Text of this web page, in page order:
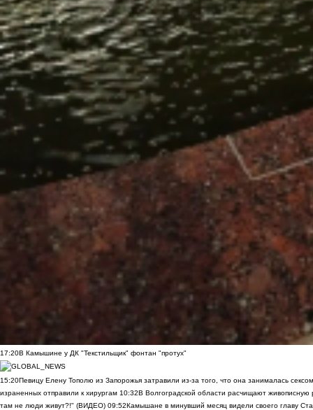
17:20В Камышине у ДК "Текстильщик" фонтан "протух"
15:20Певицу Елену Тополю из Запорожья затравили из-за того, что она занималась
израненных отправили к хирургам 10:32В Волгоградской области расчищают
там не люди живут?!" (ВИДЕО) 09:52Камышане в минувший месяц видели своего главу